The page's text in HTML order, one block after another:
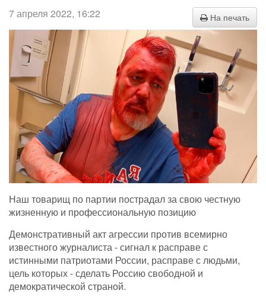
На печать
7 апреля 2022, 16:22
Наш товарищ по партии пострадал за свою честную
жизненную и профессиональную позицию
Демонстративный акт агрессии против всемирно
известного журналиста - сигнал к расправе с
истинными патриотами России, расправе с людьми,
цель которых - сделать Россию свободной и
демократической страной.